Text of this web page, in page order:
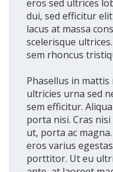
eros sed ultrices
dui, sed efficitur
lacus at massa
scelerisque
sem rhoncus
Phasellus in
ultricies urna sed
sem efficitur.
porta nisi. Cras
ut, porta ac
eros varius
porttitor. Ut eu